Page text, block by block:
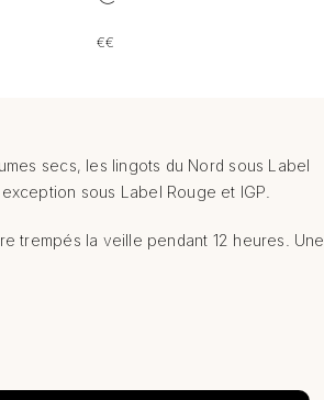
€€
secs, les lingots du Nord sous Label
sous Label Rouge et IGP.
trempés la veille pendant 12 heures. Une